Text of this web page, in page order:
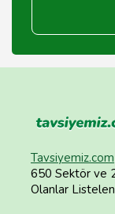
Tavsiyemiz.com
650 Sektör ve
Olanlar